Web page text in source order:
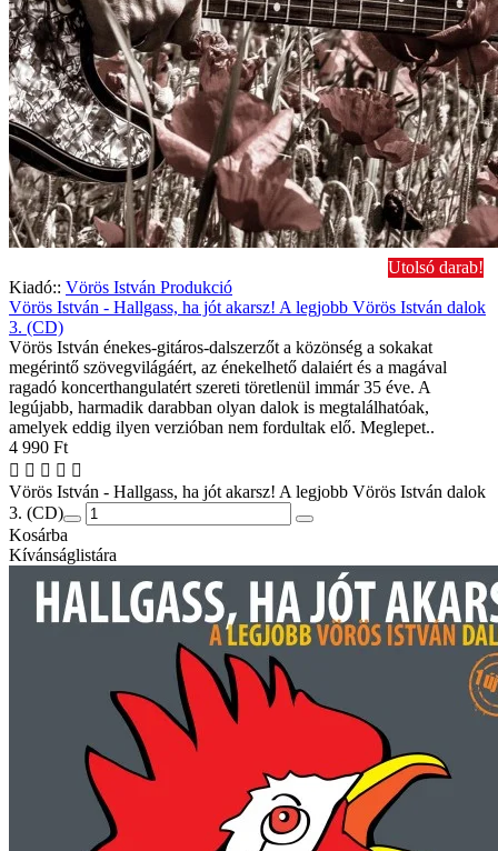
Utolsó darab!
Kiadó:: Vörös István Produkció
Vörös István - Hallgass, ha jót akarsz! A legjobb Vörös István dalok
3. (CD)
Vörös István énekes-gitáros-dalszerzőt a közönség a sokakat
megérintő szövegvilágáért, az énekelhető dalaiért és a magával
ragadó koncerthangulatért szereti töretlenül immár 35 éve. A
legújabb, harmadik darabban olyan dalok is megtalálhatóak,
amelyek eddig ilyen verzióban nem fordultak elő. Meglepet..
4 990 Ft
Vörös István - Hallgass, ha jót akarsz! A legjobb Vörös István dalok
3. (CD)
Kosárba
Kívánságlistára